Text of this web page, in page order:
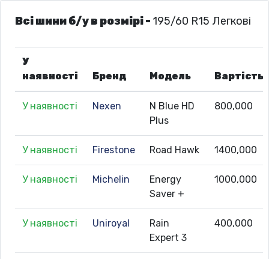
Всі шини б/у в розмірі - 195/60 R15 Легкові
У
наявності
Бренд Модель Вартість
У наявності Nexen
N Blue HD
Plus
800,000
У наявності Firestone Road Hawk 1400,000
У наявності Michelin
Energy
Saver +
1000,000
У наявності Uniroyal
Rain
Expert 3
400,000